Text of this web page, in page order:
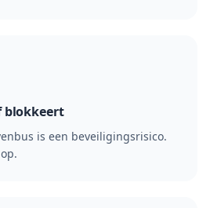
blokkeert
is een beveiligingsrisico.